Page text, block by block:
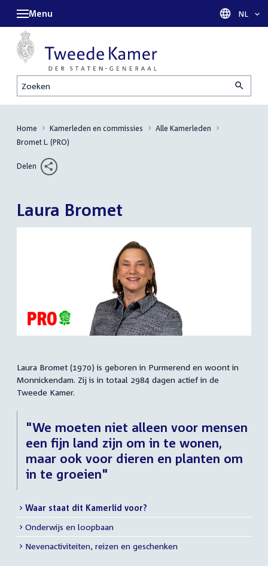
Zoeken
Menu Taal
NL
Home Kamerleden en commissies
Alle Kamerleden
Bromet L. (PRO)
Delen
Laura Bromet
Samenvatting
Laura Bromet (1970) is geboren in Purmerend en woont in
Monnickendam. Zij is in totaal 2984 dagen actief in de
Tweede Kamer.
"We moeten niet alleen voor mensen
een fijn land zijn om in te wonen,
maar ook voor dieren en planten om
in te groeien"
Meer
info
Waar staat dit Kamerlid voor?
Onderwijs en loopbaan
Nevenactiviteiten, reizen en geschenken